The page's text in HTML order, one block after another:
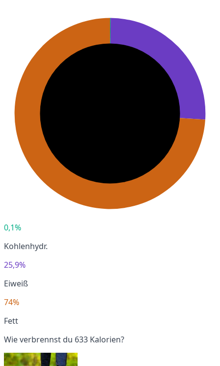
0,1%
Kohlenhydr.
25,9%
Eiweiß
74%
Fett
Wie verbrennst du 633 Kalorien?